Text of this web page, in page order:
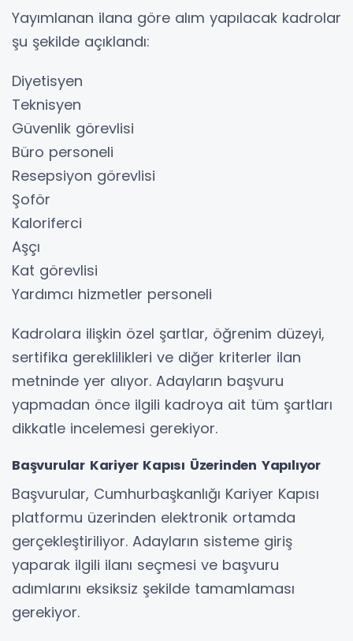
Yayımlanan ilana göre alım yapılacak kadrolar
şu şekilde açıklandı:
Diyetisyen
Teknisyen
Güvenlik görevlisi
Büro personeli
Resepsiyon görevlisi
Şoför
Kaloriferci
Aşçı
Kat görevlisi
Yardımcı hizmetler personeli
Kadrolara ilişkin özel şartlar, öğrenim düzeyi,
sertifika gereklilikleri ve diğer kriterler ilan
metninde yer alıyor. Adayların başvuru
yapmadan önce ilgili kadroya ait tüm şartları
dikkatle incelemesi gerekiyor.
Başvurular Kariyer Kapısı Üzerinden Yapılıyor
Başvurular, Cumhurbaşkanlığı Kariyer Kapısı
platformu üzerinden elektronik ortamda
gerçekleştiriliyor. Adayların sisteme giriş
yaparak ilgili ilanı seçmesi ve başvuru
adımlarını eksiksiz şekilde tamamlaması
gerekiyor.